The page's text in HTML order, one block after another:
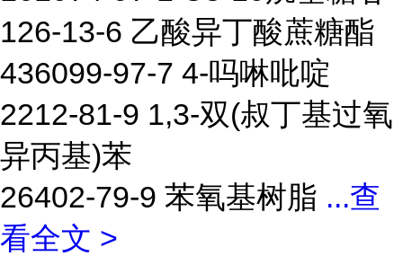
126-13-6 乙酸异丁酸蔗糖酯
436099-97-7 4-吗啉吡啶
2212-81-9 1,3-双(叔丁基过氧
异丙基)苯
26402-79-9 苯氧基树脂 ...查
看全文 >